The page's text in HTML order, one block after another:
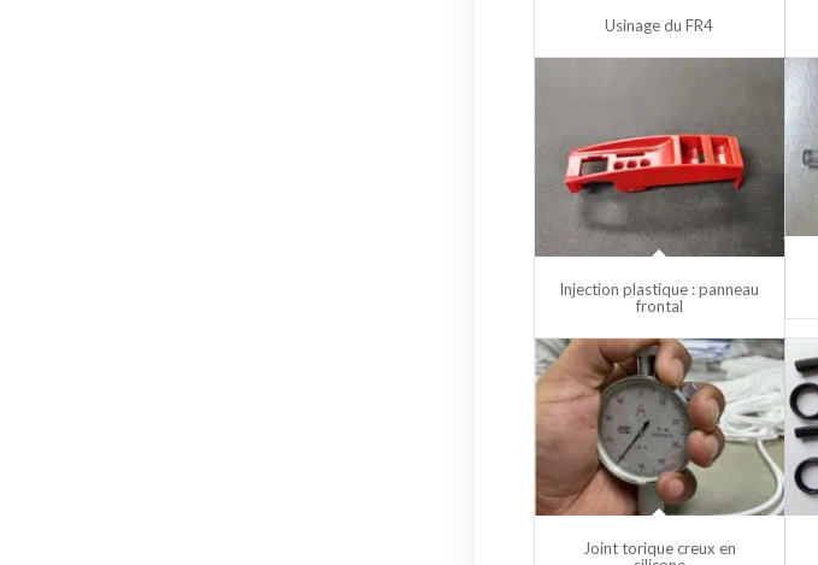
Usinage du FR4
Injection plastique : panneau
frontal
Joint torique creux en